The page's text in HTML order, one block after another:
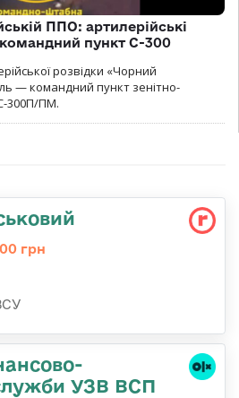
ППО: артилерійські
пункт С-300
розвідки «Чорний
— командний пункт зенітно-
300П/ПМ.
грн
УЗВ ВСП